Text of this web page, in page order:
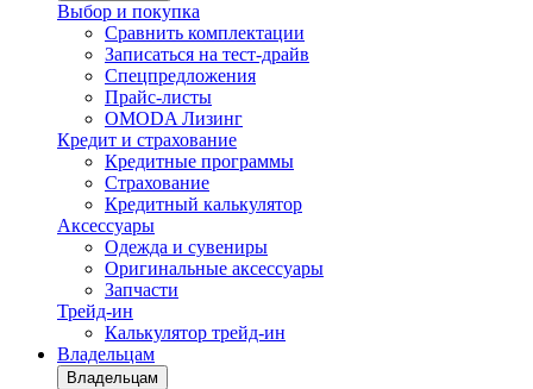
Выбор и покупка
Сравнить комплектации
Записаться на тест-драйв
Cпецпредложения
Прайс-листы
OMODA Лизинг
Кредит и страхование
Кредитные программы
Страхование
Кредитный калькулятор
Аксессуары
Одежда и сувениры
Оригинальные аксессуары
Запчасти
Трейд-ин
Калькулятор трейд-ин
Владельцам
Владельцам